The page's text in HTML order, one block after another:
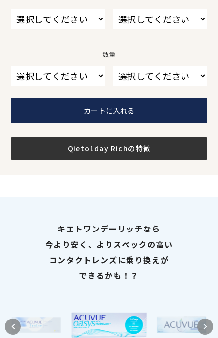
数量
数量
1 1
数量
2 2
数量
3 3
数量
4 4
数量
5 5
数量
6 6
Qieto1day Richの特徴
キエトワンデーリッチなら
今より安く、よりスペックの高い
コンタクトレンズに乗り換えが
できるかも！？